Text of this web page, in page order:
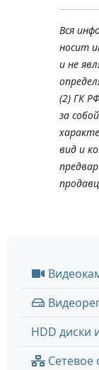
Вся
носит
и не
(2) ГК
за
вид и
HDD диски
Сетевое